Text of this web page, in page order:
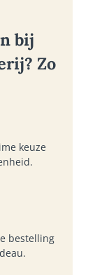
bij
Zo
keuze
bestelling